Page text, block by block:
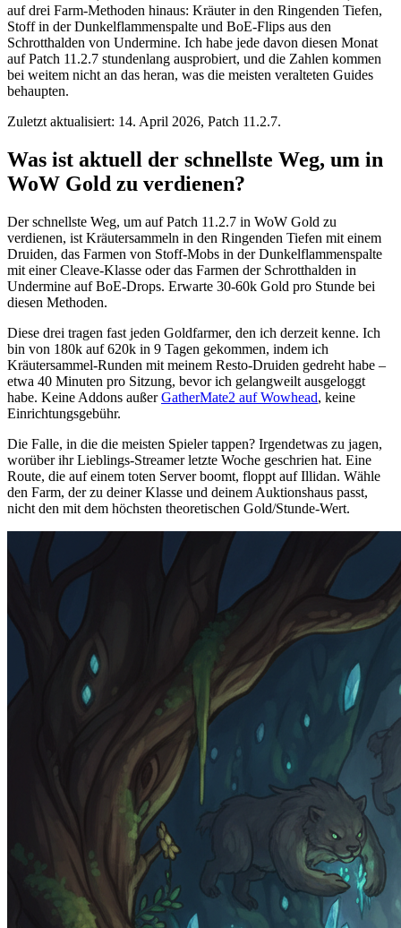
auf drei Farm-Methoden hinaus: Kräuter in den Ringenden Tiefen,
Stoff in der Dunkelflammenspalte und BoE-Flips aus den
Schrotthalden von Undermine. Ich habe jede davon diesen Monat
auf Patch 11.2.7 stundenlang ausprobiert, und die Zahlen kommen
bei weitem nicht an das heran, was die meisten veralteten Guides
behaupten.
Zuletzt aktualisiert: 14. April 2026, Patch 11.2.7.
Was ist aktuell der schnellste Weg, um in
WoW Gold zu verdienen?
Der schnellste Weg, um auf Patch 11.2.7 in WoW Gold zu
verdienen, ist Kräutersammeln in den Ringenden Tiefen mit einem
Druiden, das Farmen von Stoff-Mobs in der Dunkelflammenspalte
mit einer Cleave-Klasse oder das Farmen der Schrotthalden in
Undermine auf BoE-Drops. Erwarte 30-60k Gold pro Stunde bei
diesen Methoden.
Diese drei tragen fast jeden Goldfarmer, den ich derzeit kenne. Ich
bin von 180k auf 620k in 9 Tagen gekommen, indem ich
Kräutersammel-Runden mit meinem Resto-Druiden gedreht habe –
etwa 40 Minuten pro Sitzung, bevor ich gelangweilt ausgeloggt
habe. Keine Addons außerGatherMate2 auf Wowhead, keine
Einrichtungsgebühr.
Die Falle, in die die meisten Spieler tappen? Irgendetwas zu jagen,
worüber ihr Lieblings-Streamer letzte Woche geschrien hat. Eine
Route, die auf einem toten Server boomt, floppt auf Illidan. Wähle
den Farm, der zu deiner Klasse und deinem Auktionshaus passt,
nicht den mit dem höchsten theoretischen Gold/Stunde-Wert.